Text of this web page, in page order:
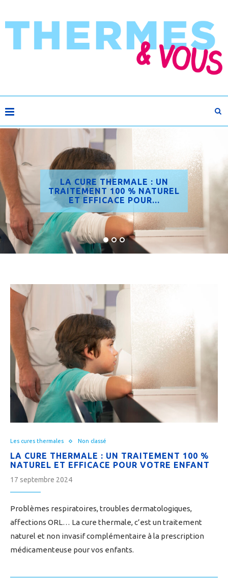
LA CURE THERMALE : UN
TRAITEMENT 100 % NATUREL
ET EFFICACE POUR...
Les cures thermales Non classé
LA CURE THERMALE : UN TRAITEMENT 100 %
NATUREL ET EFFICACE POUR VOTRE ENFANT
17 septembre 2024
Problèmes respiratoires, troubles dermatologiques,
affections ORL… La cure thermale, c’est un traitement
naturel et non invasif complémentaire à la prescription
médicamenteuse pour vos enfants.